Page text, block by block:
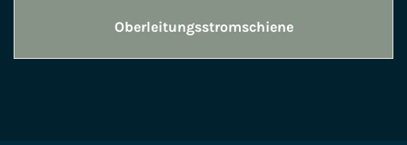
Oberleitungsstromschiene